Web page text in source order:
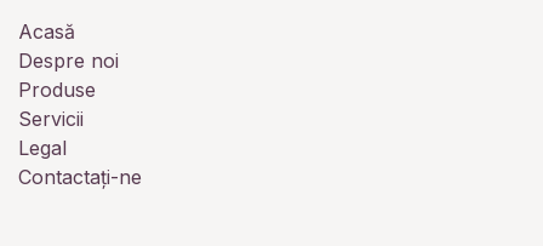
Acasă
Despre noi
Produse
Servicii
Legal
Contactați-ne